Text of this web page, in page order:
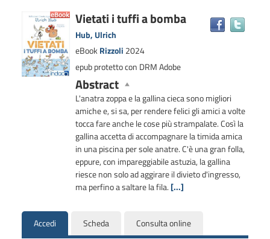
Dettaglio
del
documento
Vietati i tuffi a bomba
Hub, Ulrich
eBookRizzoli 2024
epub protetto con DRM Adobe
Abstract
L'anatra zoppa e la gallina cieca sono migliori
amiche e, si sa, per rendere felici gli amici a volte
tocca fare anche le cose più strampalate. Così la
gallina accetta di accompagnare la timida amica
in una piscina per sole anatre. C'è una gran folla,
eppure, con impareggiabile astuzia, la gallina
riesce non solo ad aggirare il divieto d'ingresso,
ma perfino a saltare la fila. [...]
Accedi Scheda Consulta online